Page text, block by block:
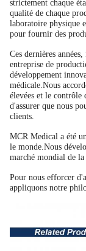
strictement chaque
qualité de chaque
laboratoire physique
pour fournir des
Ces dernières
entreprise de
développement
médicale.Nous
élevées et le contrôle
d'assurer que nous
clients.
MCR Medical a été
le monde.Nous
marché mondial de la
Pour nous efforcer
appliquons notre